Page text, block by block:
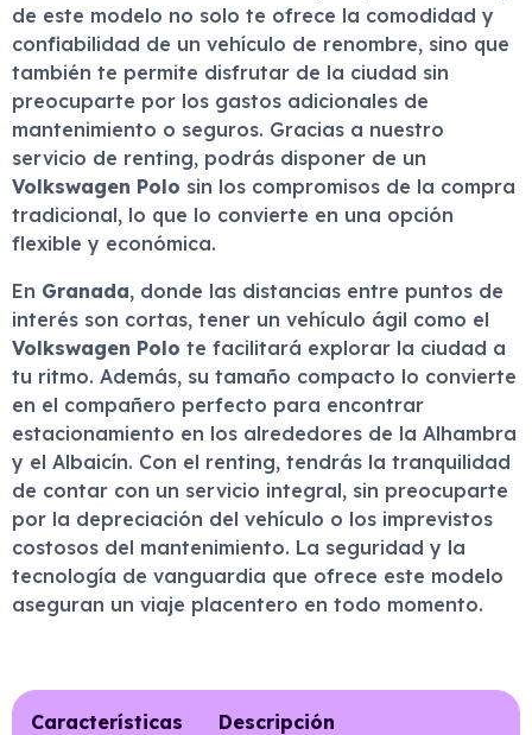
de este modelo no solo te ofrece la comodidad y
confiabilidad de un vehículo de renombre, sino que
también te permite disfrutar de la ciudad sin
preocuparte por los gastos adicionales de
mantenimiento o seguros. Gracias a nuestro
servicio de renting, podrás disponer de un
Volkswagen Polo sin los compromisos de la compra
tradicional, lo que lo convierte en una opción
flexible y económica.
En Granada, donde las distancias entre puntos de
interés son cortas, tener un vehículo ágil como el
Volkswagen Polo te facilitará explorar la ciudad a
tu ritmo. Además, su tamaño compacto lo convierte
en el compañero perfecto para encontrar
estacionamiento en los alrededores de la Alhambra
y el Albaicín. Con el renting, tendrás la tranquilidad
de contar con un servicio integral, sin preocuparte
por la depreciación del vehículo o los imprevistos
costosos del mantenimiento. La seguridad y la
tecnología de vanguardia que ofrece este modelo
aseguran un viaje placentero en todo momento.
Características Descripción